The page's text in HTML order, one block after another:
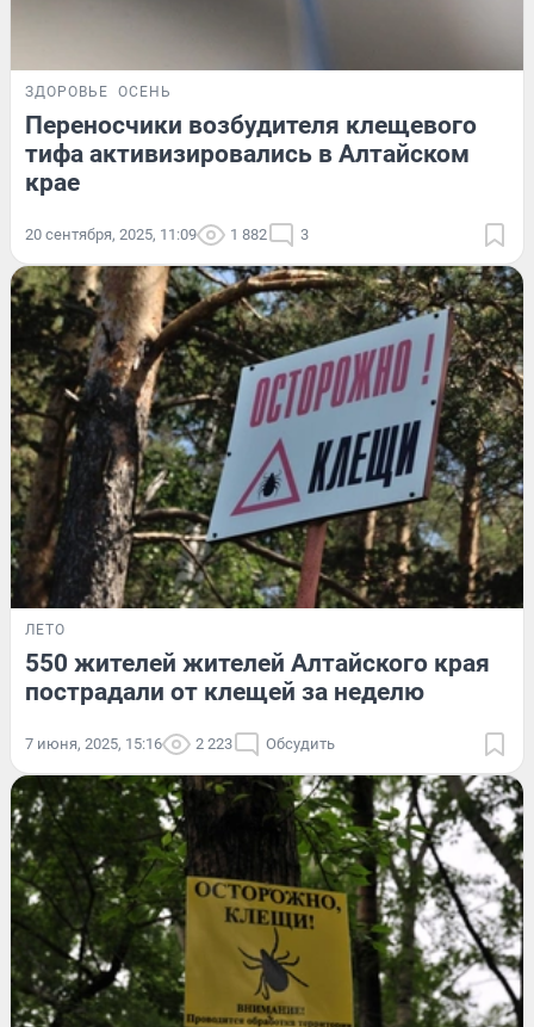
ЗДОРОВЬЕ ОСЕНЬ
Переносчики возбудителя клещевого
тифа активизировались в Алтайском
крае
20 сентября, 2025, 11:09 1 882 3
ЛЕТО
550 жителей жителей Алтайского края
пострадали от клещей за неделю
7 июня, 2025, 15:16 2 223 Обсудить